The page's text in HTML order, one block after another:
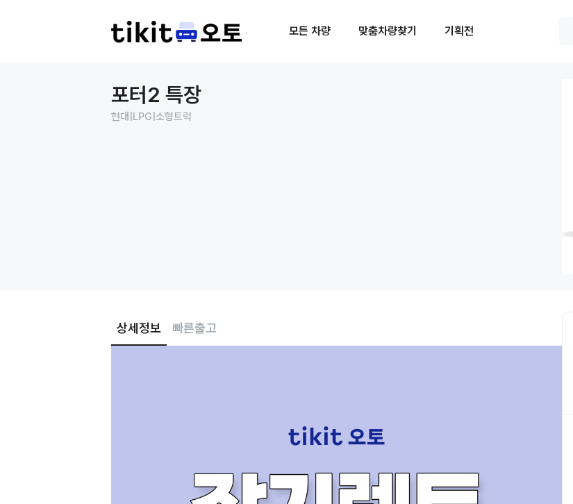
모든 차량 맞춤차량찾기 기획전
포터2 특장
현대 LPG 소형트럭
상세정보 빠른출고